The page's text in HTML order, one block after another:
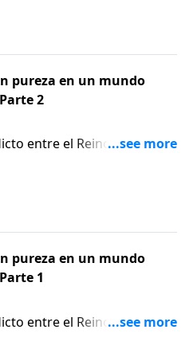
personas. Explore
pueden fortalecer su
pureza en un mundo
2
entre el Reino de Dios y
una vida cristiana en un
a mantenerse
paz al saber que hay
pureza en un mundo
1
entre el Reino de Dios y
una vida cristiana en un